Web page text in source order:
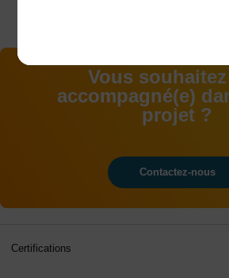
Vous
accompagné(e)
projet ?
Contactez-nous
Certifications